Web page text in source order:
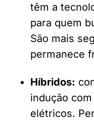
têm a
para quem
São mais
permanece
Híbridos:
indução
elétricos.